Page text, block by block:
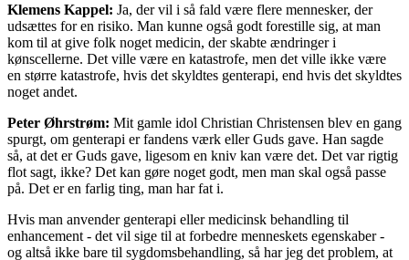
Klemens Kappel: Ja, der vil i så fald være flere mennesker, der
udsættes for en risiko. Man kunne også godt forestille sig, at man
kom til at give folk noget medicin, der skabte ændringer i
kønscellerne. Det ville være en katastrofe, men det ville ikke være
en større katastrofe, hvis det skyldtes genterapi, end hvis det skyldtes
noget andet.
Peter Øhrstrøm: Mit gamle idol Christian Christensen blev en gang
spurgt, om genterapi er fandens værk eller Guds gave. Han sagde
så, at det er Guds gave, ligesom en kniv kan være det. Det var rigtig
flot sagt, ikke? Det kan gøre noget godt, men man skal også passe
på. Det er en farlig ting, man har fat i.
Hvis man anvender genterapi eller medicinsk behandling til
enhancement - det vil sige til at forbedre menneskets egenskaber -
og altså ikke bare til sygdomsbehandling, så har jeg det problem, at